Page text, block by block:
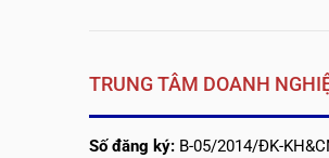
TRUNG TÂM DOANH
Số đăng ký: B-05/2014/ĐK-